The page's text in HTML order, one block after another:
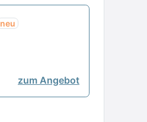
neu
zum Angebot